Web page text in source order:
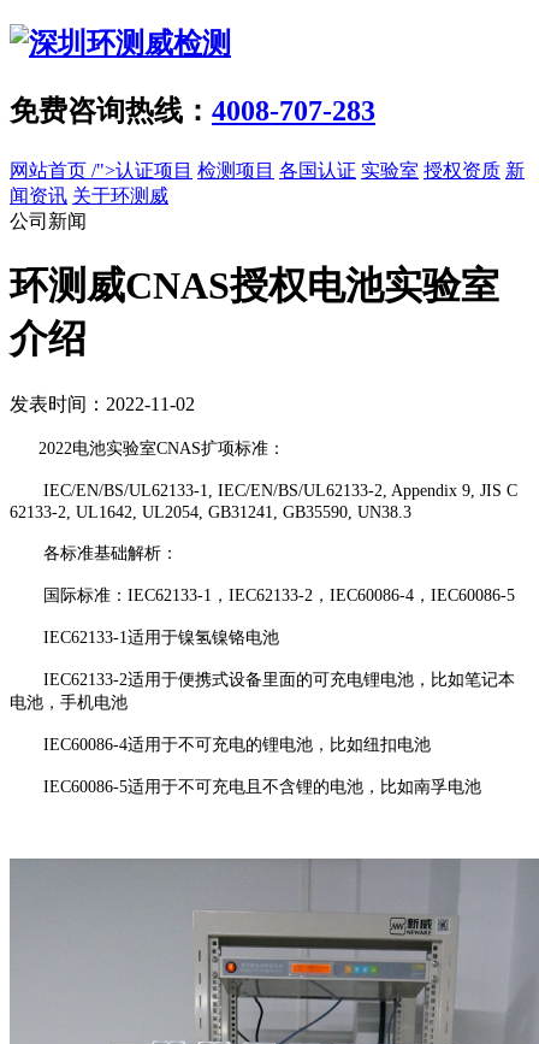
免费咨询热线： 4008-707-283
网站首页 /">认证项目 检测项目 各国认证 实验室 授权资质 新
闻资讯 关于环测威
公司新闻
环测威CNAS授权电池实验室
介绍
发表时间：2022-11-02
2022电池实验室CNAS扩项标准：
IEC/EN/BS/UL62133-1, IEC/EN/BS/UL62133-2, Appendix 9, JIS C
62133-2, UL1642, UL2054, GB31241, GB35590, UN38.3
各标准基础解析：
国际标准：IEC62133-1，IEC62133-2，IEC60086-4，IEC60086-5
IEC62133-1适用于镍氢镍铬电池
IEC62133-2适用于便携式设备里面的可充电锂电池，比如笔记本
电池，手机电池
IEC60086-4适用于不可充电的锂电池，比如纽扣电池
IEC60086-5适用于不可充电且不含锂的电池，比如南孚电池